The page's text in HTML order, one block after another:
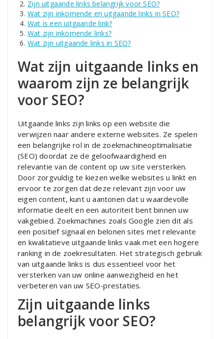
Zijn uitgaande links belangrijk voor SEO?
Wat zijn inkomende en uitgaande links in SEO?
Wat is een uitgaande link?
Wat zijn inkomende links?
Wat zijn uitgaande links in SEO?
Wat zijn uitgaande links en
waarom zijn ze belangrijk
voor SEO?
Uitgaande links zijn links op een website die
verwijzen naar andere externe websites. Ze spelen
een belangrijke rol in de zoekmachineoptimalisatie
(SEO) doordat ze de geloofwaardigheid en
relevantie van de content op uw site versterken.
Door zorgvuldig te kiezen welke websites u linkt en
ervoor te zorgen dat deze relevant zijn voor uw
eigen content, kunt u aantonen dat u waardevolle
informatie deelt en een autoriteit bent binnen uw
vakgebied. Zoekmachines zoals Google zien dit als
een positief signaal en belonen sites met relevante
en kwalitatieve uitgaande links vaak met een hogere
ranking in de zoekresultaten. Het strategisch gebruik
van uitgaande links is dus essentieel voor het
versterken van uw online aanwezigheid en het
verbeteren van uw SEO-prestaties.
Zijn uitgaande links
belangrijk voor SEO?